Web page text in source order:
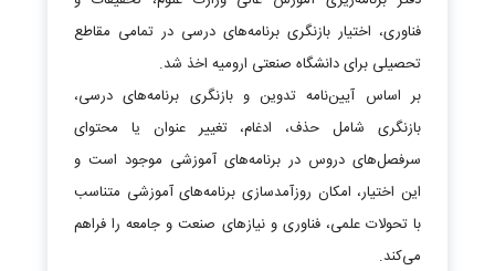
فناوری، اختیار بازنگری برنامه‌های درسی در تمامی مقاطع
تحصیلی برای دانشگاه صنعتی ارومیه اخذ شد.
بر اساس آیین‌نامه تدوین و بازنگری برنامه‌های درسی،
بازنگری شامل حذف، ادغام، تغییر عنوان یا محتوای
سرفصل‌های دروس در برنامه‌های آموزشی موجود است و
این اختیار، امکان روزآمدسازی برنامه‌های آموزشی متناسب
با تحولات علمی، فناوری و نیازهای صنعت و جامعه را فراهم
می‌کند.